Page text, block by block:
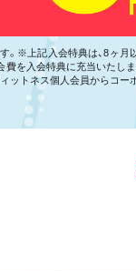
※上記入会特典は、8ヶ
会費を入会特典に充当いた
トネス個人会員からコー